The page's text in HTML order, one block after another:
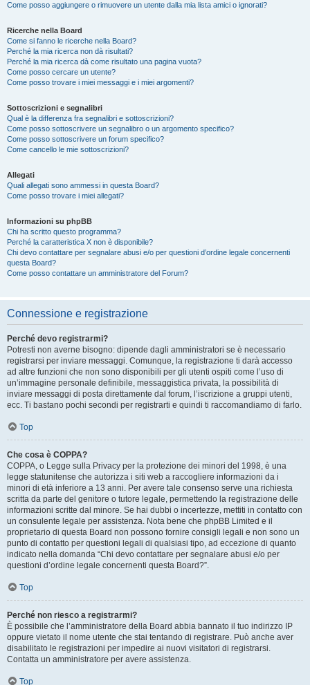
Come posso aggiungere o rimuovere un utente dalla mia lista amici o ignorati?
Ricerche nella Board
Come si fanno le ricerche nella Board?
Perché la mia ricerca non dà risultati?
Perché la mia ricerca dà come risultato una pagina vuota?
Come posso cercare un utente?
Come posso trovare i miei messaggi e i miei argomenti?
Sottoscrizioni e segnalibri
Qual è la differenza fra segnalibri e sottoscrizioni?
Come posso sottoscrivere un segnalibro o un argomento specifico?
Come posso sottoscrivere un forum specifico?
Come cancello le mie sottoscrizioni?
Allegati
Quali allegati sono ammessi in questa Board?
Come posso trovare i miei allegati?
Informazioni su phpBB
Chi ha scritto questo programma?
Perché la caratteristica X non è disponibile?
Chi devo contattare per segnalare abusi e/o per questioni d’ordine legale concernenti
questa Board?
Come posso contattare un amministratore del Forum?
Connessione e registrazione
Perché devo registrarmi?
Potresti non averne bisogno: dipende dagli amministratori se è necessario
registrarsi per inviare messaggi. Comunque, la registrazione ti darà accesso
ad altre funzioni che non sono disponibili per gli utenti ospiti come l’uso di
un’immagine personale definibile, messaggistica privata, la possibilità di
inviare messaggi di posta direttamente dal forum, l’iscrizione a gruppi utenti,
ecc. Ti bastano pochi secondi per registrarti e quindi ti raccomandiamo di farlo.
Top
Che cosa è COPPA?
COPPA, o Legge sulla Privacy per la protezione dei minori del 1998, è una
legge statunitense che autorizza i siti web a raccogliere informazioni da i
minori di età inferiore a 13 anni. Per avere tale consenso serve una richiesta
scritta da parte del genitore o tutore legale, permettendo la registrazione delle
informazioni scritte dal minore. Se hai dubbi o incertezze, mettiti in contatto con
un consulente legale per assistenza. Nota bene che phpBB Limited e il
proprietario di questa Board non possono fornire consigli legali e non sono un
punto di contatto per questioni legali di qualsiasi tipo, ad eccezione di quanto
indicato nella domanda “Chi devo contattare per segnalare abusi e/o per
questioni d’ordine legale concernenti questa Board?”.
Top
Perché non riesco a registrarmi?
È possibile che l’amministratore della Board abbia bannato il tuo indirizzo IP
oppure vietato il nome utente che stai tentando di registrare. Può anche aver
disabilitato le registrazioni per impedire ai nuovi visitatori di registrarsi.
Contatta un amministratore per avere assistenza.
Top